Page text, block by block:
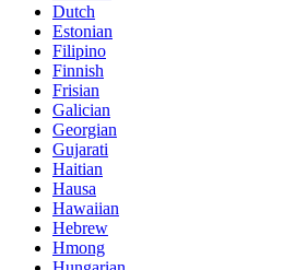
Dutch
Estonian
Filipino
Finnish
Frisian
Galician
Georgian
Gujarati
Haitian
Hausa
Hawaiian
Hebrew
Hmong